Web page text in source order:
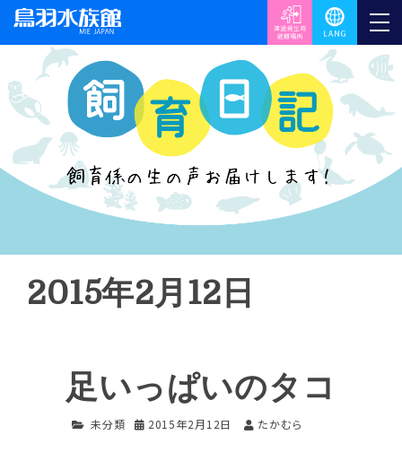
2015年2月12日
足いっぱいのタコ
未分類 2015年2月12日 たかむら